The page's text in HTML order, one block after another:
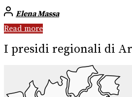
Elena Massa
Read more
I presidi regionali di